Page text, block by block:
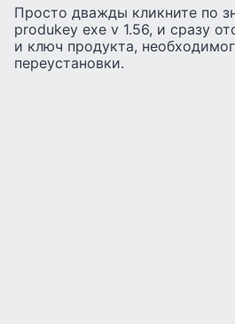
Просто дважды кликните по
produkey exe v 1.56, и сразу
и ключ продукта,
переустановки.